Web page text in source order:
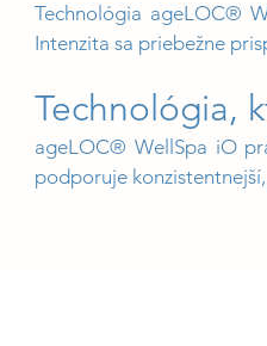
Technológia ageLOC®
Intenzita sa priebežne
Technológia,
ageLOC® WellSpa iO
podporuje